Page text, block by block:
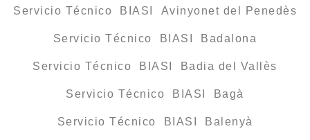
Servicio Técnico BIASI Avinyonet del Penedès
Servicio Técnico BIASI Badalona
Servicio Técnico BIASI Badia del Vallès
Servicio Técnico BIASI Bagà
Servicio Técnico BIASI Balenyà